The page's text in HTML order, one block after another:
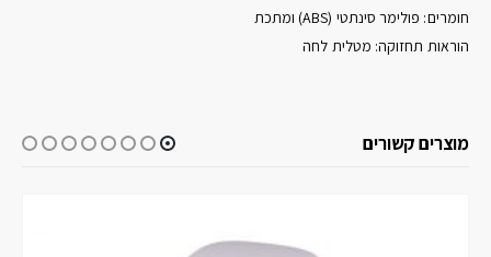
חומרים: פולימר סינתטי (ABS) ומתכת
הוראות תחזוקה: מטלית לחה
מוצרים קשורים